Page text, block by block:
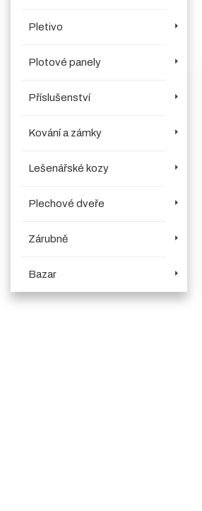
Pletivo
Plotové panely
Příslušenství
Kování a zámky
Lešenářské kozy
Plechové dveře
Zárubně
Bazar